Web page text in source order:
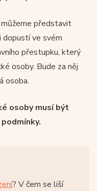
představit
ve svém
přestupku, který
osoby. Bude za něj
osoba.
osoby musí být
? V čem se liší